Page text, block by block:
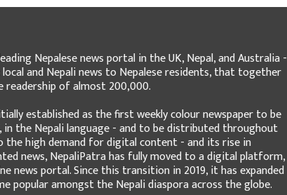
Nepalese news portal in the UK, Nepal, and Australia -
and Nepali news to Nepalese residents, that together
readership of almost 200,000.
established as the first weekly colour newspaper to be
in the Nepali language - and to be distributed throughout
the high demand for digital content - and its rise in
news, NepaliPatra has fully moved to a digital platform,
news portal. Since this transition in 2019, it has expanded
popular amongst the Nepali diaspora across the globe.